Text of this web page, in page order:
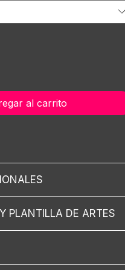
al carrito
con movimiento sobre eje
PLANTILLA DE ARTES
aquí- Artes para branding